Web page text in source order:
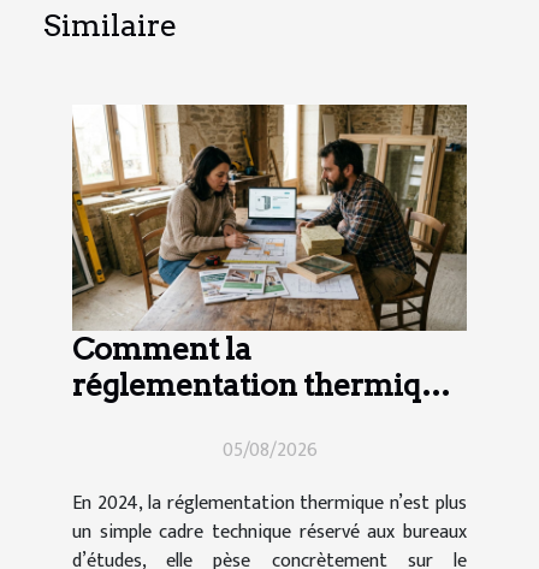
Similaire
Comment la
réglementation thermique
travaux en 2024
05/08/2026
En 2024, la réglementation thermique n’est plus
un simple cadre technique réservé aux bureaux
d’études, elle pèse concrètement sur le